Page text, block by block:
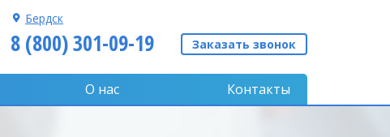
Бердск
8 (800) 301-09-19 Заказать звонок
О нас Контакты